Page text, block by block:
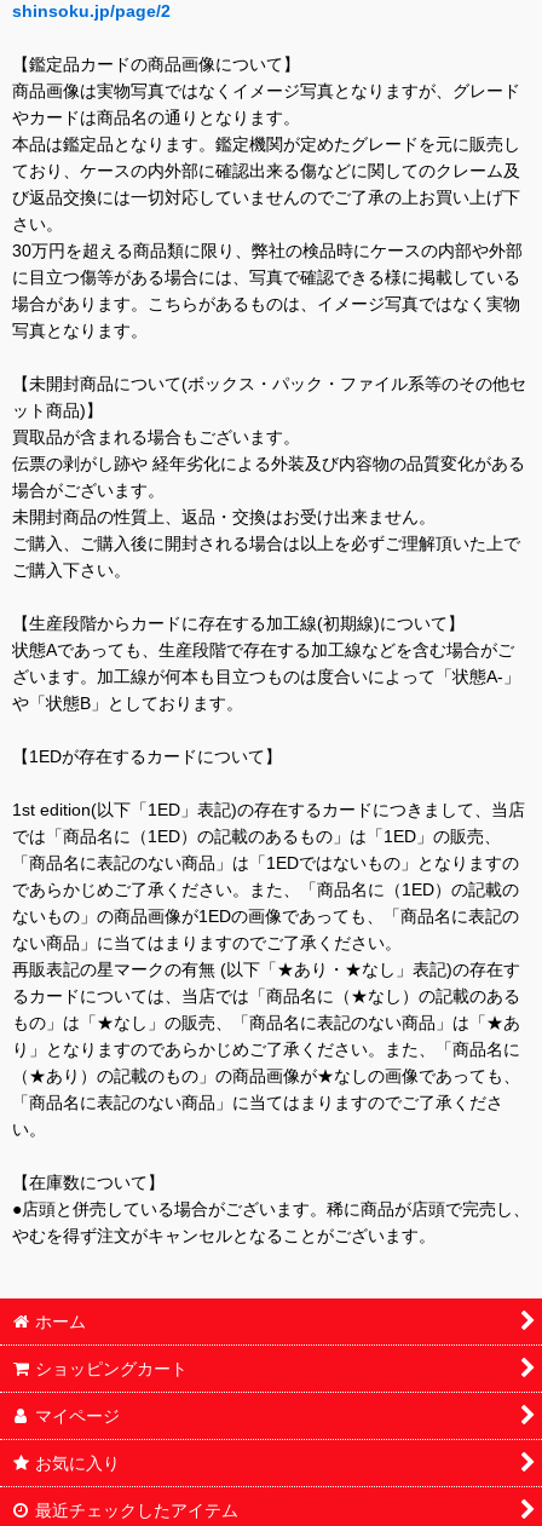
shinsoku.jp/page/2
【鑑定品カードの商品画像について】
商品画像は実物写真ではなくイメージ写真となりますが、グレード
やカードは商品名の通りとなります。
本品は鑑定品となります。鑑定機関が定めたグレードを元に販売し
ており、ケースの内外部に確認出来る傷などに関してのクレーム及
び返品交換には一切対応していませんのでご了承の上お買い上げ下
さい。
30万円を超える商品類に限り、弊社の検品時にケースの内部や外部
に目立つ傷等がある場合には、写真で確認できる様に掲載している
場合があります。こちらがあるものは、イメージ写真ではなく実物
写真となります。
【未開封商品について(ボックス・パック・ファイル系等のその他セ
ット商品)】
買取品が含まれる場合もございます。
伝票の剥がし跡や 経年劣化による外装及び内容物の品質変化がある
場合がございます。
未開封商品の性質上、返品・交換はお受け出来ません。
ご購入、ご購入後に開封される場合は以上を必ずご理解頂いた上で
ご購入下さい。
【生産段階からカードに存在する加工線(初期線)について】
状態Aであっても、生産段階で存在する加工線などを含む場合がご
ざいます。加工線が何本も目立つものは度合いによって「状態A-」
や「状態B」としております。
【1EDが存在するカードについて】
1st edition(以下「1ED」表記)の存在するカードにつきまして、当店
では「商品名に（1ED）の記載のあるもの」は「1ED」の販売、
「商品名に表記のない商品」は「1EDではないもの」となりますの
であらかじめご了承ください。また、「商品名に（1ED）の記載の
ないもの」の商品画像が1EDの画像であっても、「商品名に表記の
ない商品」に当てはまりますのでご了承ください。
再販表記の星マークの有無 (以下「★あり・★なし」表記)の存在す
るカードについては、当店では「商品名に（★なし）の記載のある
もの」は「★なし」の販売、「商品名に表記のない商品」は「★あ
り」となりますのであらかじめご了承ください。また、「商品名に
（★あり）の記載のもの」の商品画像が★なしの画像であっても、
「商品名に表記のない商品」に当てはまりますのでご了承くださ
い。
【在庫数について】
●店頭と併売している場合がございます。稀に商品が店頭で完売し、
やむを得ず注文がキャンセルとなることがございます。
ホーム
ショッピングカート
マイページ
お気に入り
最近チェックしたアイテム